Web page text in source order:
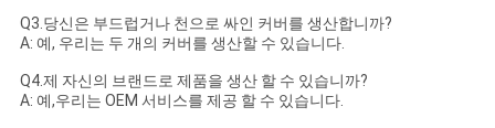
Q3.당신은 부드럽거나 천으로 싸인 커버를 생산합니까?
A: 예, 우리는 두 개의 커버를 생산할 수 있습니다.
Q4.제 자신의 브랜드로 제품을 생산 할 수 있습니까?
A: 예,우리는 OEM 서비스를 제공 할 수 있습니다.